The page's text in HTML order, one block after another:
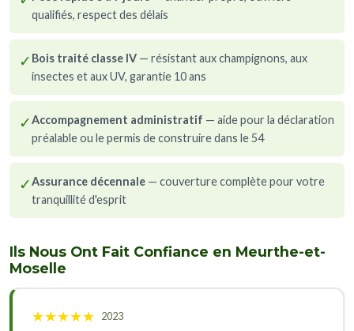
qualifiés, respect des délais
✓ Bois traité classe IV — résistant aux champignons, aux
insectes et aux UV, garantie 10 ans
✓Accompagnement administratif — aide pour la déclaration
préalable ou le permis de construire dans le 54
✓Assurance décennale — couverture complète pour votre
tranquillité d'esprit
Ils Nous Ont Fait Confiance en Meurthe-et-
Moselle
★★★★★ 2023